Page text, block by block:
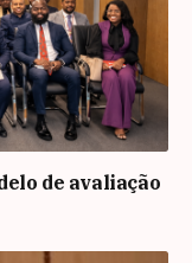
de avaliação